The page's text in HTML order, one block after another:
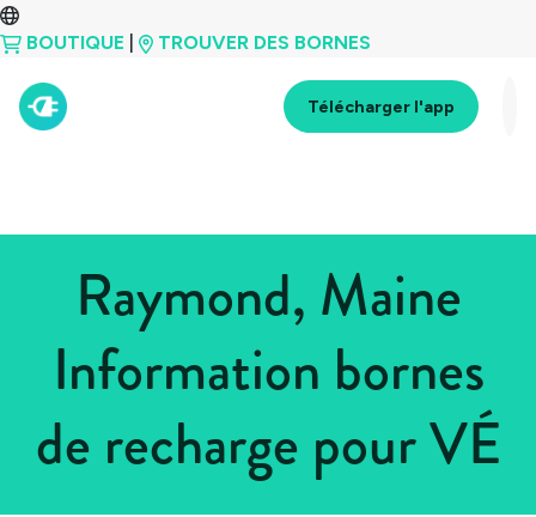
BOUTIQUE TROUVER DES BORNES
Télécharger l'app
Raymond, Maine
Information bornes
de recharge pour VÉ
États-Unis > Maine